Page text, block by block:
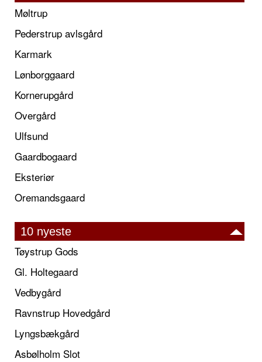
Møltrup
Pederstrup avlsgård
Karmark
Lønborggaard
Kornerupgård
Overgård
Ulfsund
Gaardbogaard
Eksteriør
Oremandsgaard
10 nyeste
Tøystrup Gods
Gl. Holtegaard
Vedbygård
Ravnstrup Hovedgård
Lyngsbækgård
Asbølholm Slot